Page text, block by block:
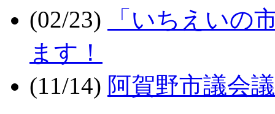
(02/23)
「いちえいの
ます！
(11/14) 阿賀野市議会